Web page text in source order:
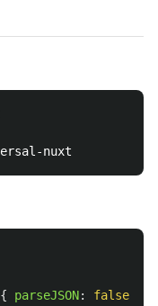
{ parseJSON: false